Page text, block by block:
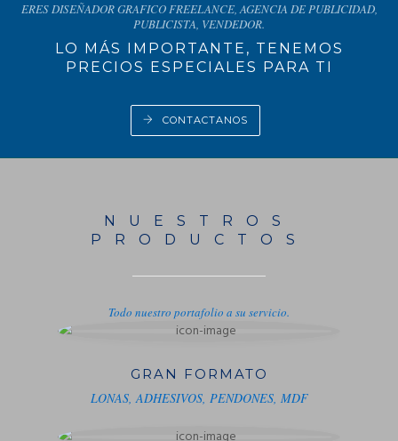
ERES DISEÑADOR GRAFICO FREELANCE, AGENCIA DE PUBLICIDAD,
PUBLICISTA, VENDEDOR.
LO MÁS IMPORTANTE, TENEMOS
PRECIOS ESPECIALES PARA TI
CONTACTANOS
NUESTROS
PRODUCTOS
Todo nuestro portafolio a su servicio.
GRAN FORMATO
LONAS, ADHESIVOS, PENDONES, MDF